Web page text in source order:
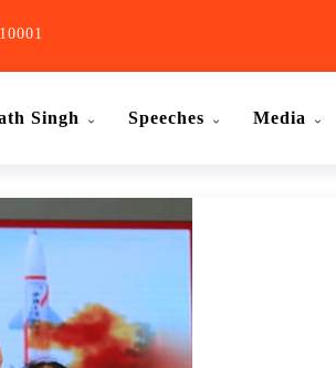
Singh Speeches Media